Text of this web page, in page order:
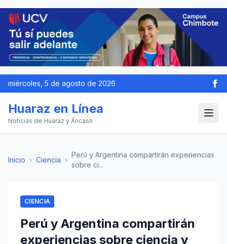
miércoles, 5 de agosto de 2026
Huaraz en Línea
Noticias de Huaraz y Áncash
Inicio › Ciencia ›
Perú y Argentina compartirán experiencias
sobre ci...
CIENCIA
Perú y Argentina compartirán
experiencias sobre ciencia y